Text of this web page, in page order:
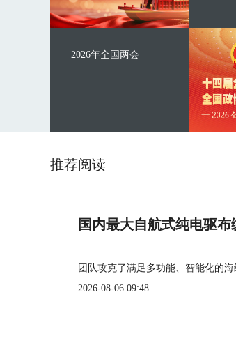
2026年全国两会
推荐阅读
国内最大自航式纯电驱
团队攻克了满足多功能、智能化的
2026-08-06 09:48